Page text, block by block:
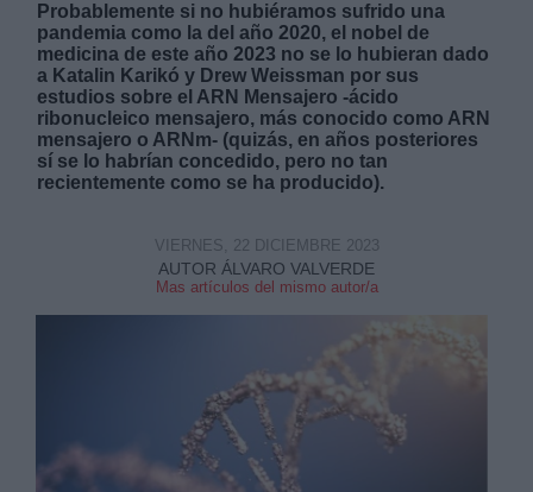
Probablemente si no hubiéramos sufrido una
pandemia como la del año 2020, el nobel de
medicina de este año 2023 no se lo hubieran dado
a Katalin Karikó y Drew Weissman por sus
estudios sobre el ARN Mensajero -ácido
ribonucleico mensajero, más conocido como ARN
mensajero o ARNm- (quizás, en años posteriores
sí se lo habrían concedido, pero no tan
recientemente como se ha producido).
AUTOR ÁLVARO VALVERDE
Mas artículos del mismo autor/a
VIERNES, 22 DICIEMBRE 2023
Destinatarios:
link